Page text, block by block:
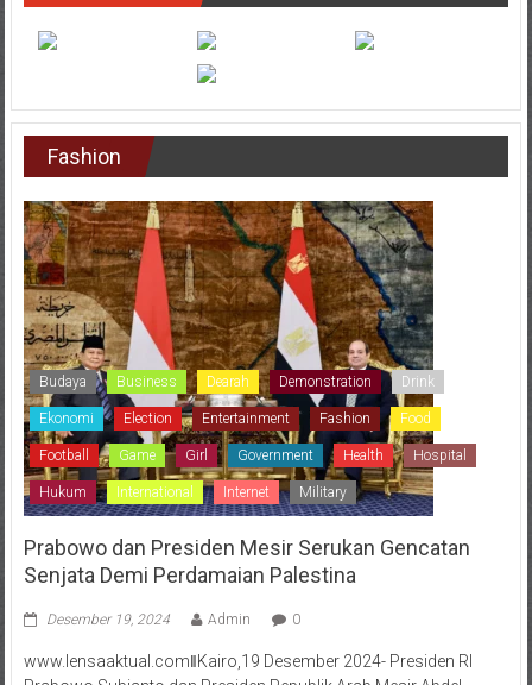
Fashion
Budaya Business Dearah Demonstration Drink
Ekonomi Election Entertainment Fashion Food
Football Game Girl Government Health Hospital
Hukum International Internet Military
Prabowo dan Presiden Mesir Serukan Gencatan
Senjata Demi Perdamaian Palestina
Desember 19, 2024 Admin 0
www.lensaaktual.comǁKairo,19 Desember 2024- Presiden RI